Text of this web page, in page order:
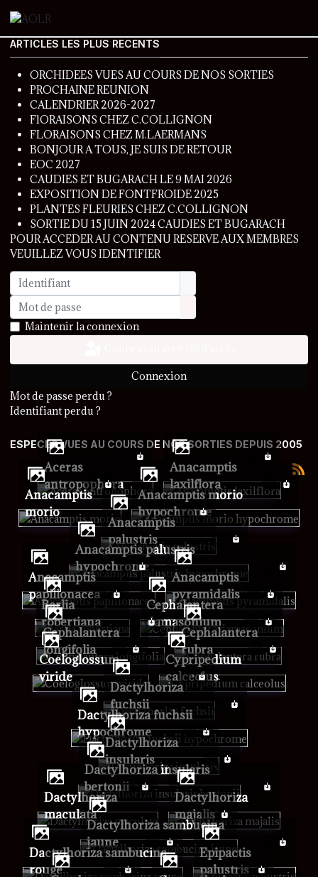
ARTICLES LES PLUS RECENTS
ORCHIDEES VUES AU COURS DE NOS SORTIES
PROCHAINE REUNION
CALENDRIER 2026-2027
FlORAISONS CHEZ C.COLLIGNON
FLORAISONS CHEZ M.LAERMANS
BONJOUR A TOUS, JE SUIS DE RETOUR
EOC 2027
CAUDIES ET BUGARACH LE 9 MAI 2026
EXPOSITION DE FONTFROIDE 2025
PLANTES FLEURIES CHEZ C.COLLIGNON
SORTIE DU 15 JUIN 2024 CAUDIES ET BUGARACH
POUR ACCEDER AU CONTENU RESERVE AUX MEMBRES
VEUILLEZ VOUS IDENTIFIER
Identifiant
Mot de passe
Afficher le mot de passe
Maintenir la connexion
Connexion
Mot de passe perdu ?
Identifiant perdu ?
ESPECES VUES AU COURS DE NOS SORTIES DEPUIS 2005
Aceras
antropophora
Anacamptis
laxilflora
Anacamptis
morio
Anacamptis morio
hypochrome
Anacamptis
palustris
Anacamptis palustris
hypochrome
Anacamptis
papillonacea
Anacamptis
pyramidalis
Barlia
robertiana
Cephalantera
damasonium
Cephalantera
longifolia
Cephalantera
rubra
Coeloglossum
viride
Cypripedium
calceolus
Dactylhoriza
fuchsii
Dactylhoriza fuchsii
hypochrome
Dactylhoriza
insularis
Dactylhoriza insularis
bertonii
Dactylhoriza
maculata
Dactylhoriza
majalis
Dactylhoriza sambucina
jaune
Dactylhoriza sambucina
rouge
Epipactis
palustris